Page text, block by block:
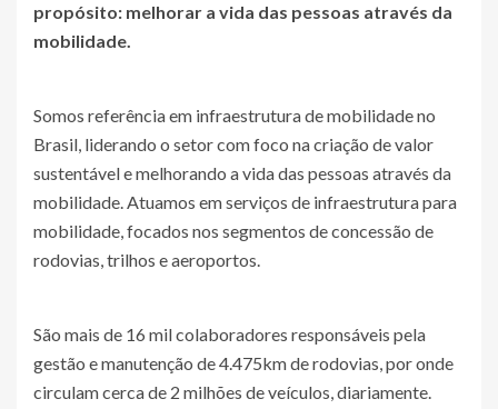
propósito: melhorar a vida das pessoas através da
mobilidade.
Somos referência em infraestrutura de mobilidade no
Brasil, liderando o setor com foco na criação de valor
sustentável e melhorando a vida das pessoas através da
mobilidade. Atuamos em serviços de infraestrutura para
mobilidade, focados nos segmentos de concessão de
rodovias, trilhos e aeroportos.
São mais de 16 mil colaboradores responsáveis pela
gestão e manutenção de 4.475km de rodovias, por onde
circulam cerca de 2 milhões de veículos, diariamente.